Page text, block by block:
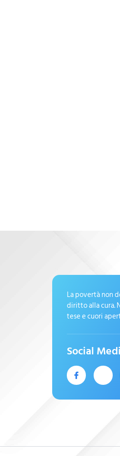
La povertà non
diritto alla cura.
tese e cuori
Social